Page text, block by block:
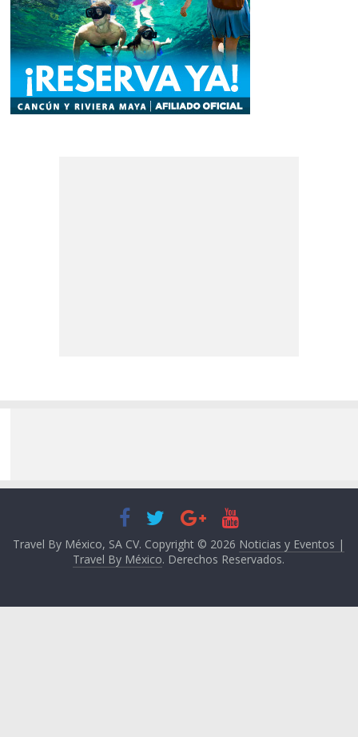
Travel By México, SA CV. Copyright © 2026 Noticias y Eventos |
Travel By México. Derechos Reservados.